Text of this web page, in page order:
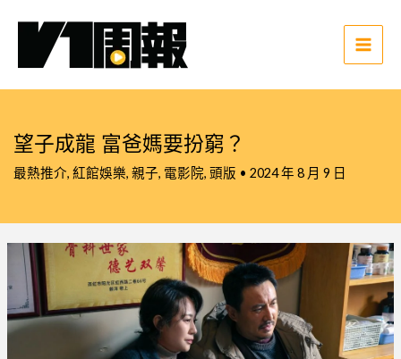
Main
望子成龍 富爸媽要扮窮？
最熱推介, 紅館娛樂, 親子, 電影院, 頭版 • 2024 年 8 月 9 日